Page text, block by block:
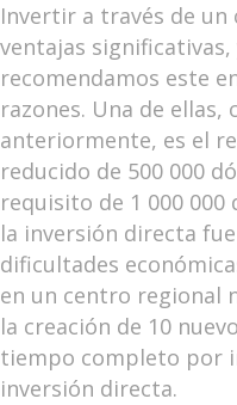
Invertir a través de
ventajas
recomendamos este
razones. Una de ellas,
anteriormente, es el
reducido de 500 000
requisito de 1 000 000
la inversión directa
dificultades
en un centro regional
la creación de 10
tiempo completo por
inversión directa.